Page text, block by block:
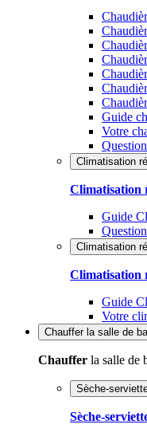
Guide
Votre
Climatisation
Climatisation
Guide
Climatisation
Climatisation
Guide
Votre
Chauffer la salle de
Chauffer la salle de
Sèche-
Sèche-